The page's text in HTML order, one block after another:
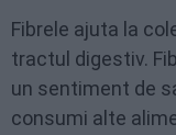
Fibrele ajuta la
tractul digestiv.
un sentiment de
consumi alte